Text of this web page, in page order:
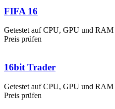
FIFA 16
Getestet auf CPU, GPU und RAM
Preis prüfen
16bit Trader
Getestet auf CPU, GPU und RAM
Preis prüfen